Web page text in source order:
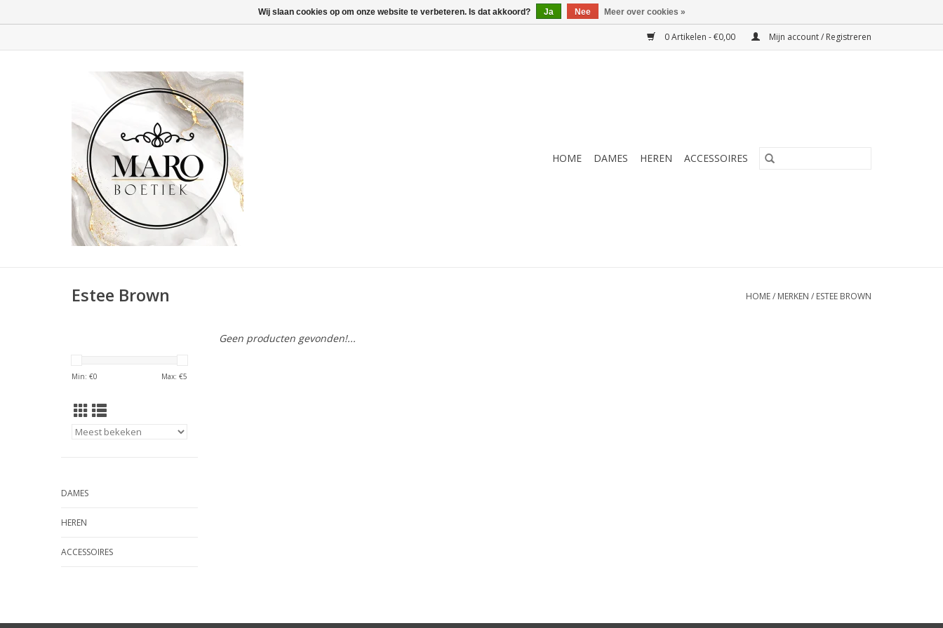
0 Artikelen - €0,00 Mijn account / Registreren
HOME DAMES HEREN ACCESSOIRES
Estee Brown HOME/ MERKEN / ESTEE BROWN
Min: €0 Max: €5
DAMES
HEREN
ACCESSOIRES
Geen producten gevonden!...
Wij slaan cookies op om onze website te verbeteren. Is dat akkoord? Ja Nee Meer over cookies »